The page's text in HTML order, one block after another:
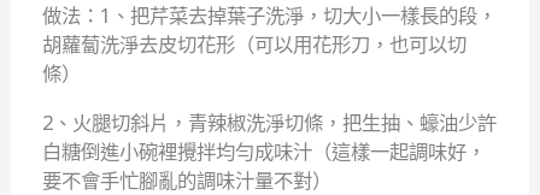
做法：1、把芹菜去掉葉子洗淨，切大小一樣長的段，
胡蘿蔔洗淨去皮切花形（可以用花形刀，也可以切
條）
2、火腿切斜片，青辣椒洗淨切條，把生抽、蠔油少許
白糖倒進小碗裡攪拌均勻成味汁（這樣一起調味好，
要不會手忙腳亂的調味汁量不對）